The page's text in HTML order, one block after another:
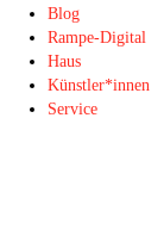
Blog
Rampe-Digital
Haus
Künstler*innen
Service